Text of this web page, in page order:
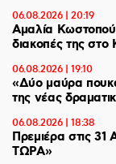
06.08.2026 | 20:19
Αμαλία
διακοπές της στο
06.08.2026 | 19:10
«Δύο μαύρα
της νέας
06.08.2026 | 18:38
Πρεμιέρα στις
ΤΩΡΑ»